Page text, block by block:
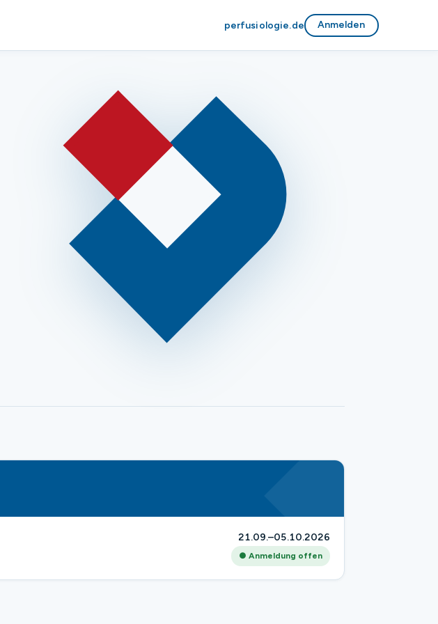
perfusiologie.de Anmelden
21.09.–05.10.2026
● Anmeldung offen